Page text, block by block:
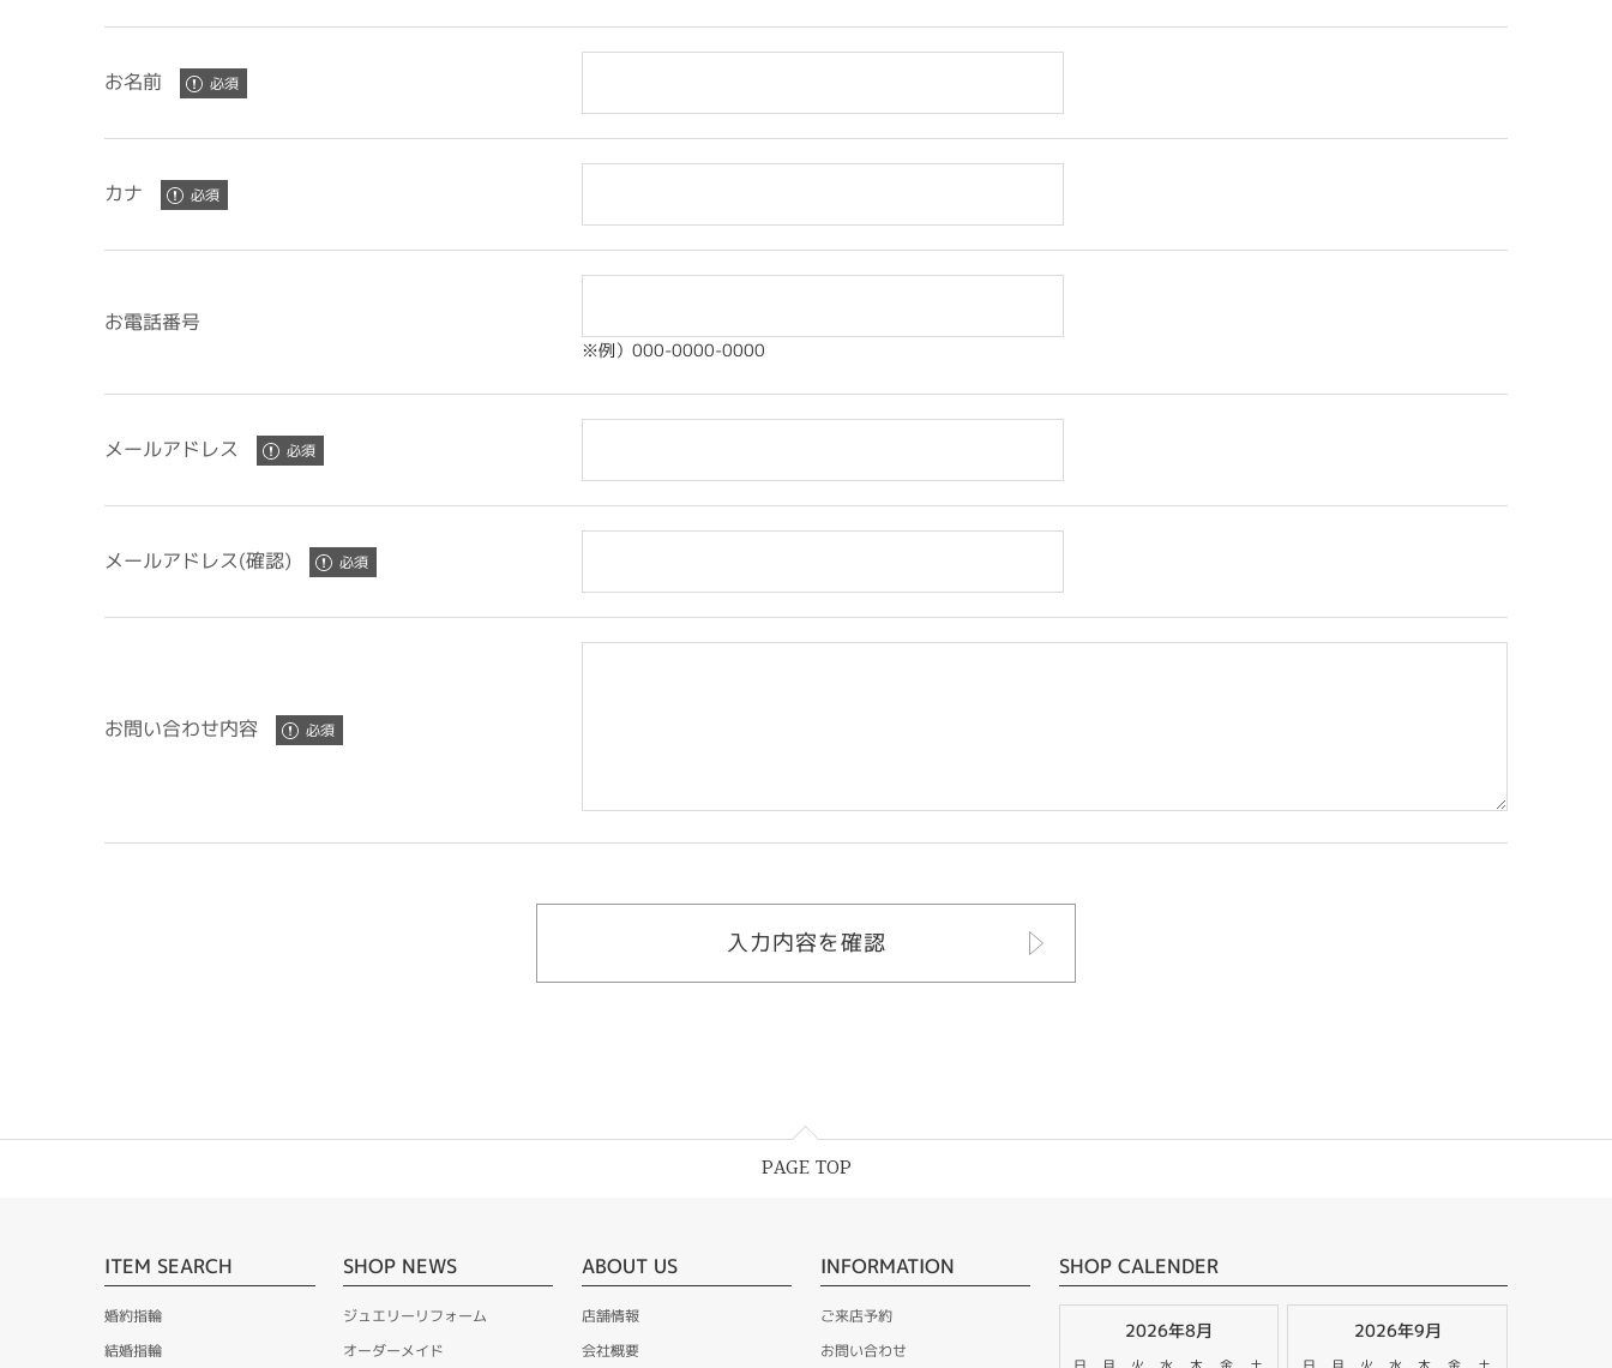
お名前
カナ
お電話番号
※例）000-0000-0000
メールアドレス
メールアドレス(確認)
お問い合わせ内容
PAGE TOP
ITEM SEARCH
婚約指輪
結婚指輪
SHOP NEWS
ジュエリーリフォーム
オーダーメイド
ABOUT US
店舗情報
会社概要
INFORMATION
ご来店予約
お問い合わせ
SHOP CALENDER
2026年8月 2026年9月